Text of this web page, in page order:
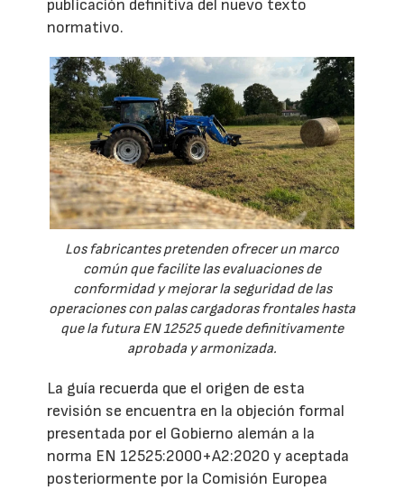
publicación definitiva del nuevo texto
normativo.
Los fabricantes pretenden ofrecer un marco
común que facilite las evaluaciones de
conformidad y mejorar la seguridad de las
operaciones con palas cargadoras frontales hasta
que la futura EN 12525 quede definitivamente
aprobada y armonizada.
La guía recuerda que el origen de esta
revisión se encuentra en la objeción formal
presentada por el Gobierno alemán a la
norma EN 12525:2000+A2:2020 y aceptada
posteriormente por la Comisión Europea